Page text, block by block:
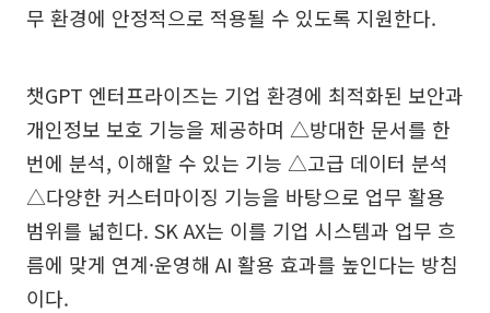
무 환경에 안정적으로 적용될 수 있도록 지원한다.
챗GPT 엔터프라이즈는 기업 환경에 최적화된 보안과
개인정보 보호 기능을 제공하며 △방대한 문서를 한
번에 분석, 이해할 수 있는 기능 △고급 데이터 분석
△다양한 커스터마이징 기능을 바탕으로 업무 활용
범위를 넓힌다. SK AX는 이를 기업 시스템과 업무 흐
름에 맞게 연계·운영해 AI 활용 효과를 높인다는 방침
이다.